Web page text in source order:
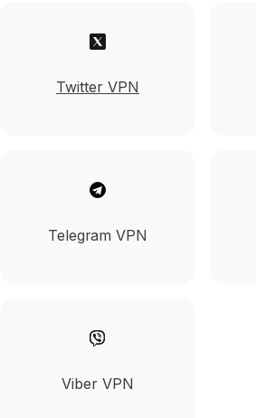
Twitter VPN
Telegram VPN
Viber VPN